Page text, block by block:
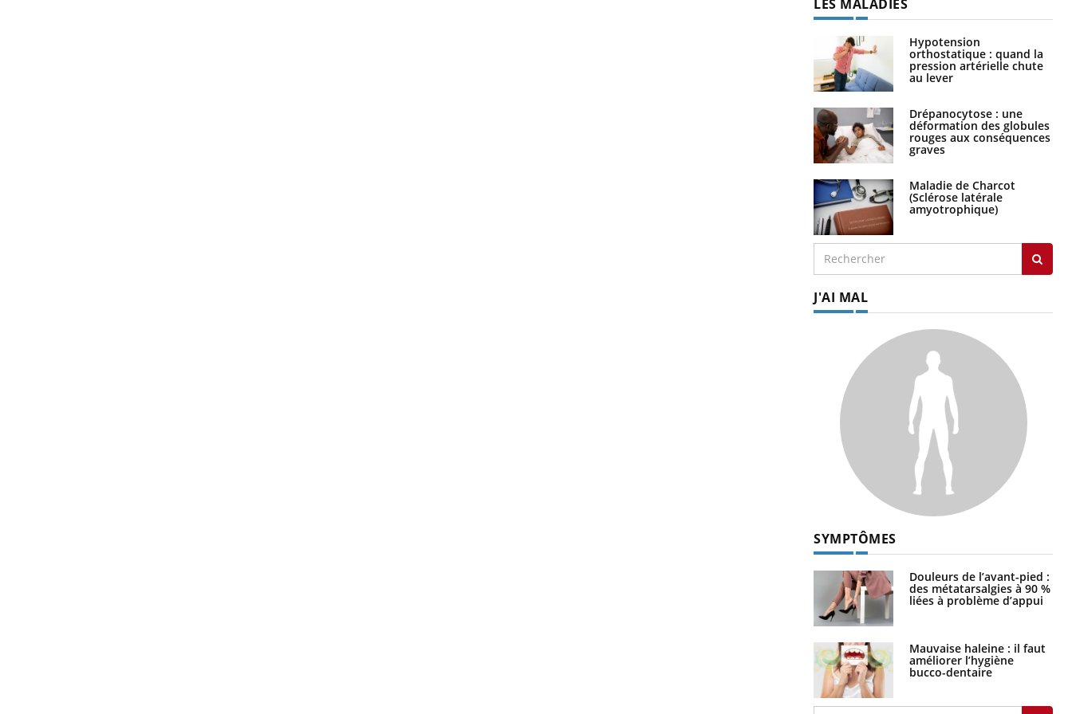
LES MALADIES
Hypotension
orthostatique : quand la
pression artérielle chute
au lever
Drépanocytose : une
déformation des globules
rouges aux conséquences
graves
Maladie de Charcot
(Sclérose latérale
amyotrophique)
J'AI MAL
SYMPTÔMES
Douleurs de l’avant-pied :
des métatarsalgies à 90 %
liées à problème d’appui
Mauvaise haleine : il faut
améliorer l’hygiène
bucco-dentaire